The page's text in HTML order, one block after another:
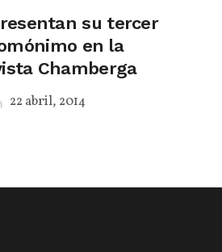
su tercer
en la
Chamberga
22 abril, 2014